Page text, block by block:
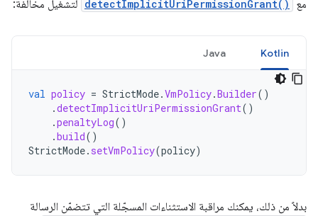
مع detectImplicitUriPermissionGrant() لتشغيل مخالفة:
Kotlin
Java
val policy = StrictMode.VmPolicy.Builder()
.detectImplicitUriPermissionGrant()
.penaltyLog()
.build()
StrictMode. setVmPolicy(policy)
بدلاً من ذلك، يمكنك مراقبة الاستثناءات المسجّلة التي تتضمّن الرسالة